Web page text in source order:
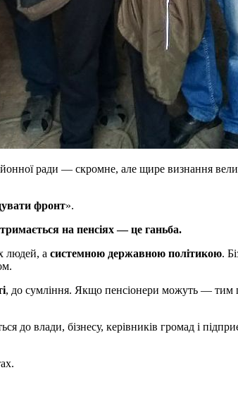
ради — скромне, але щире визнання
фронт».
на пенсіях — це ганьба.
людей, а системною державною політикою.
, до сумління. Якщо пенсіонери можуть —
до влади, бізнесу, керівників громад і